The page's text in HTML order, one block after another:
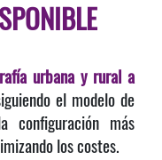
urbana y rural a
el modelo de
configuración más
los costes.